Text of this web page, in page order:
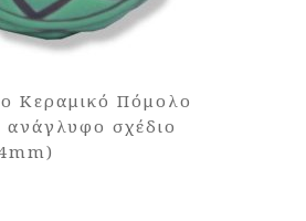
Κεραμικό Πόμολο
ανάγλυφο σχέδιο